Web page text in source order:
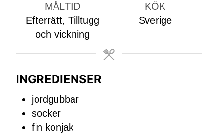
MÅLTID
Efterrätt, Tilltugg
och vickning
KÖK
Sverige
INGREDIENSER
jordgubbar
socker
fin konjak